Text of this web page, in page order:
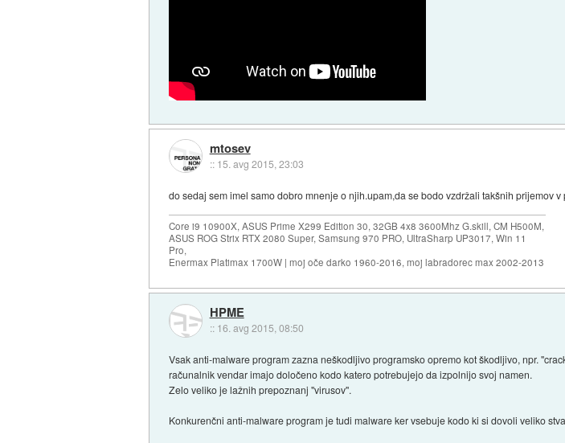
mtosev
:: 15. avg 2015, 23:03
do sedaj sem imel samo dobro mnenje o njih.upam,da se bodo vzdržali takšnih prijemov v
Core i9 10900X, ASUS Prime X299 Edition 30, 32GB 4x8 3600Mhz G.skill, CM H500M,
ASUS ROG Strix RTX 2080 Super, Samsung 970 PRO, UltraSharp UP3017, Win 11
Pro,
Enermax Platimax 1700W | moj oče darko 1960-2016, moj labradorec max 2002-2013
HPME
:: 16. avg 2015, 08:50
Vsak anti-malware program zazna neškodljivo programsko opremo kot škodljivo, npr.
računalnik vendar imajo določeno kodo katero potrebujejo da izpolnijo svoj namen.
Zelo veliko je lažnih prepoznanj "virusov".
Konkurenčni anti-malware program je tudi malware ker vsebuje kodo ki si dovoli veliko